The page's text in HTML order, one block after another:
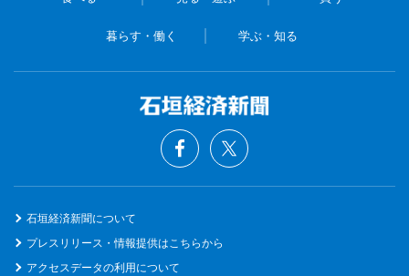
暮らす・働く 学ぶ・知る
石垣経済新聞について
プレスリリース・情報提供はこちらから
アクセスデータの利用について